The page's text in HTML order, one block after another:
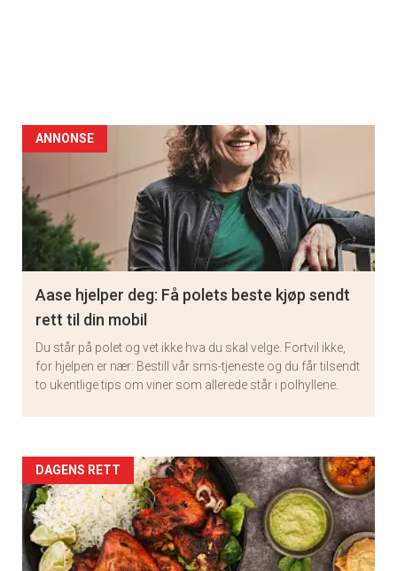
ANNONSE
Aase hjelper deg: Få polets beste kjøp sendt
rett til din mobil
Du står på polet og vet ikke hva du skal velge. Fortvil ikke,
for hjelpen er nær: Bestill vår sms-tjeneste og du får tilsendt
to ukentlige tips om viner som allerede står i polhyllene.
Artikler
detail
-
DAGENS RETT